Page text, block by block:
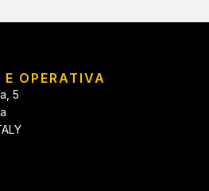
E OPERATIVA
5